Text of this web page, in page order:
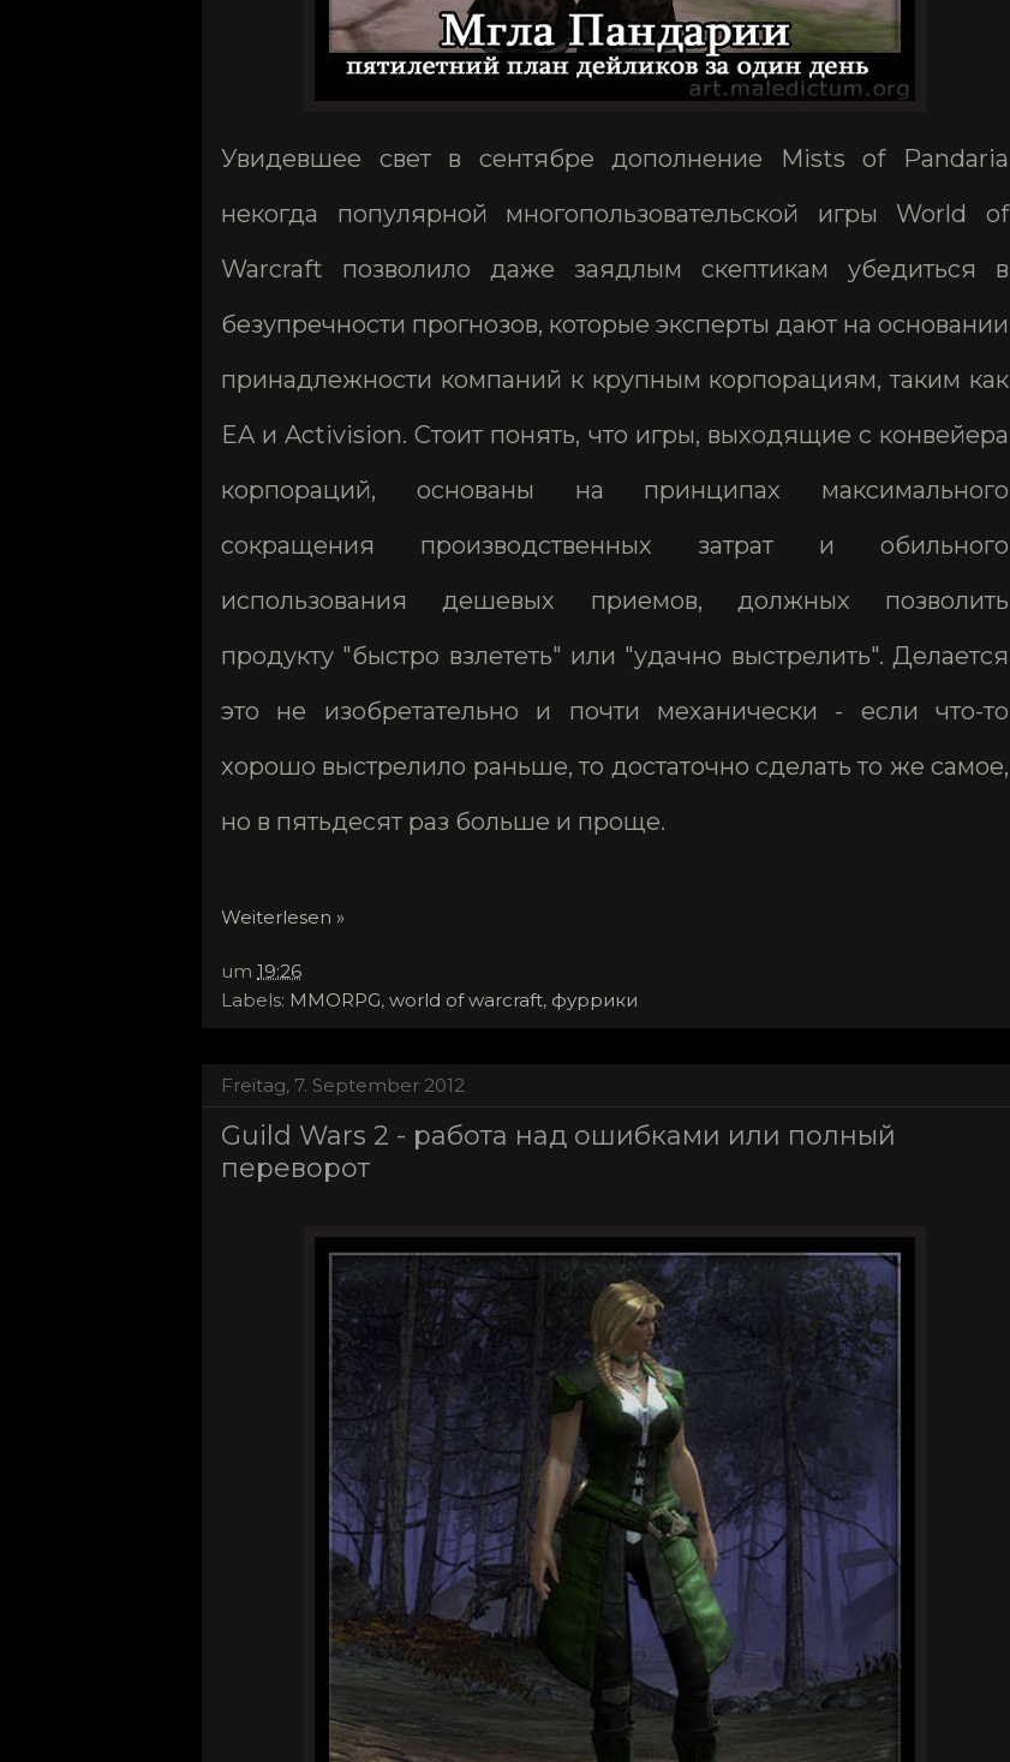
Увидевшее свет в сентябре дополнение Mists of Pandaria
некогда популярной многопользовательской игры World of
Warcraft позволило даже заядлым скептикам убедиться в
безупречности прогнозов, которые эксперты дают на основании
принадлежности компаний к крупным корпорациям, таким как
EA и Activision. Стоит понять, что игры, выходящие с конвейера
корпораций, основаны на принципах максимального
сокращения производственных затрат и обильного
использования дешевых приемов, должных позволить
продукту "быстро взлететь" или "удачно выстрелить". Делается
это не изобретательно и почти механически - если что-то
хорошо выстрелило раньше, то достаточно сделать то же самое,
но в пятьдесят раз больше и проще.
Weiterlesen »
um 19:26
Labels: MMORPG, world of warcraft, фуррики
Freitag, 7. September 2012
Guild Wars 2 - работа над ошибками или полный
переворот